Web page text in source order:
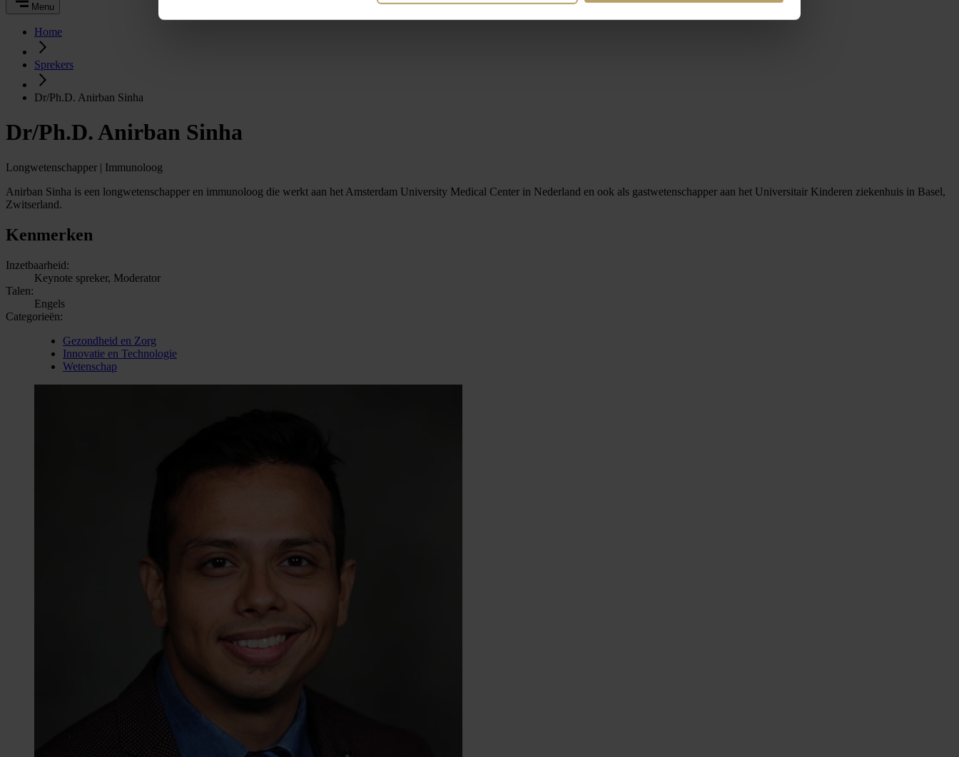
Menu
Home
Sprekers
Dr/Ph.D. Anirban Sinha
Dr/Ph.D. Anirban Sinha
Longwetenschapper | Immunoloog
Anirban Sinha is een longwetenschapper en immunoloog die werkt aan het Amsterdam University Medical Center in Nederland en ook als gastwetenschapper aan het Universitair Kinderen ziekenhuis in Basel,
Zwitserland.
Kenmerken
Inzetbaarheid:
Keynote spreker, Moderator
Talen:
Engels
Categorieën:
Gezondheid en Zorg
Innovatie en Technologie
Wetenschap